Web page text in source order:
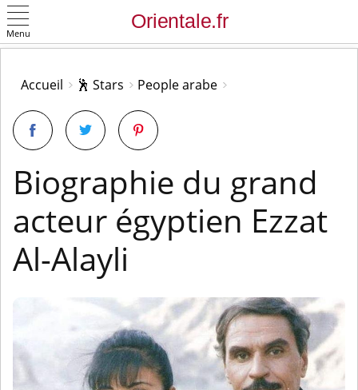
Menu
Accueil 🕺 Stars People arabe
Biographie du grand
acteur égyptien Ezzat
Al-Alayli